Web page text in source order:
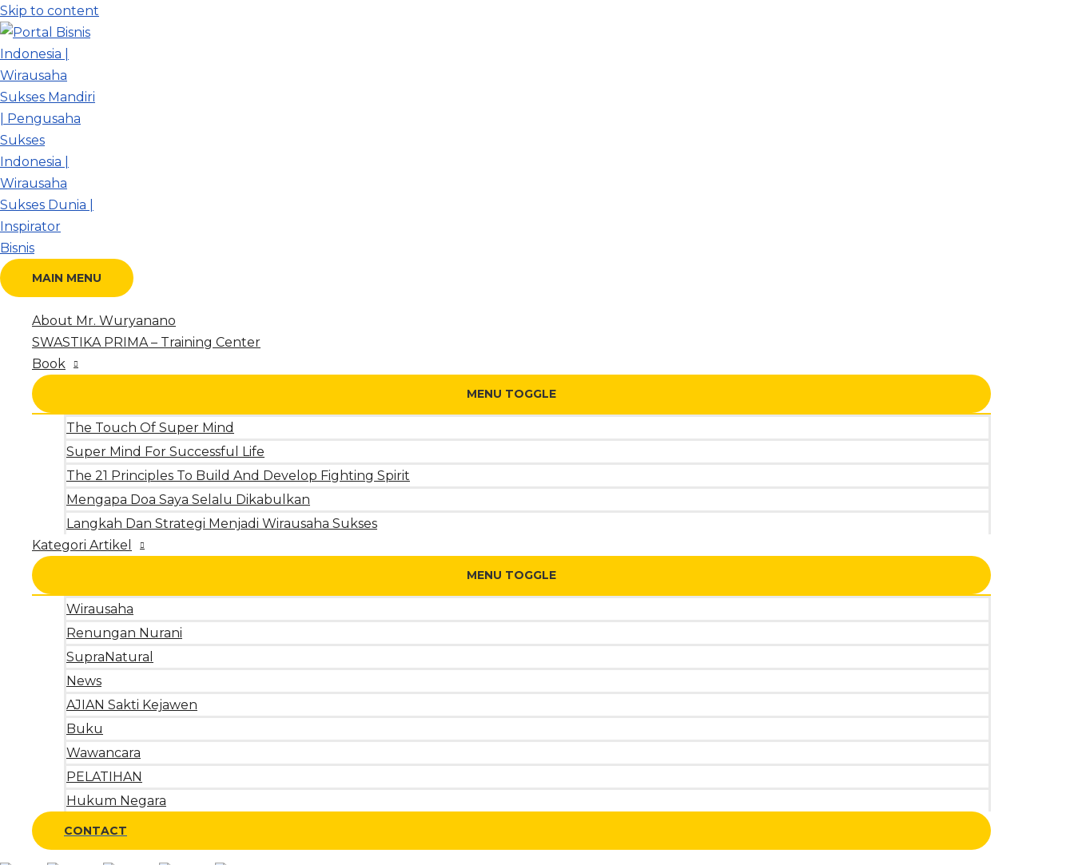
Skip to content
MAIN MENU
About Mr. Wuryanano
SWASTIKA PRIMA – Training Center
Book
MENU TOGGLE
The Touch Of Super Mind
Super Mind For Successful Life
The 21 Principles To Build And Develop Fighting Spirit
Mengapa Doa Saya Selalu Dikabulkan
Langkah Dan Strategi Menjadi Wirausaha Sukses
Kategori Artikel
MENU TOGGLE
Wirausaha
Renungan Nurani
SupraNatural
News
AJIAN Sakti Kejawen
Buku
Wawancara
PELATIHAN
Hukum Negara
CONTACT